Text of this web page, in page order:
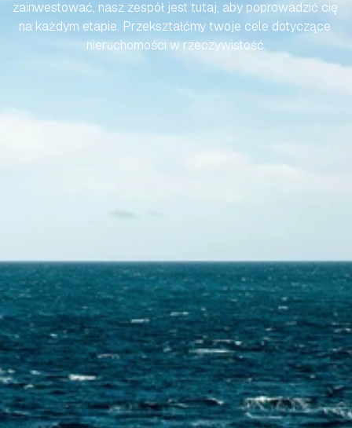
zainwestować, nasz zespół jest tutaj, aby poprowadzić cię
na każdym etapie. Przekształćmy twoje cele dotyczące
nieruchomości w rzeczywistość.
Skontaktuj się z nami